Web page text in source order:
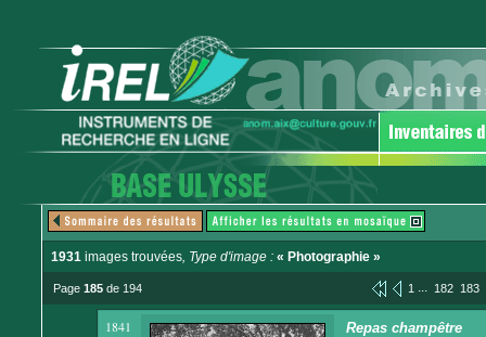
1931 images trouvées, Type d'image : « Photographie »
Page 185 de 194 1 ... 182 183
1841 Repas champêtre